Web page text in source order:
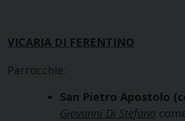
VICARIA DI FERENTINO
Parrocchie:
San Pietro Apostolo
Giovanni Di Stefano